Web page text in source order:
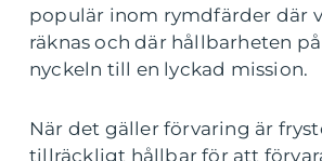
populär inom rymdfärder där
räknas och där hållbarheten
nyckeln till en lyckad mission.
När det gäller förvaring är
tillräckligt hållbar för att